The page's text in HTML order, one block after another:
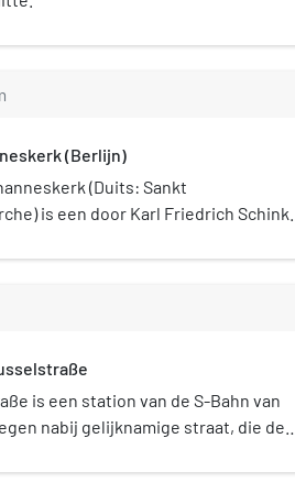
(Berlijn)
(Duits: Sankt
is een door Karl Friedrich Schinkel
is een van de vier
hadden. De kerk draagt de
is een station van de S-Bahn van
nabij gelijknamige straat, die de
het Berlijnse stadsdeel Moabit. Het